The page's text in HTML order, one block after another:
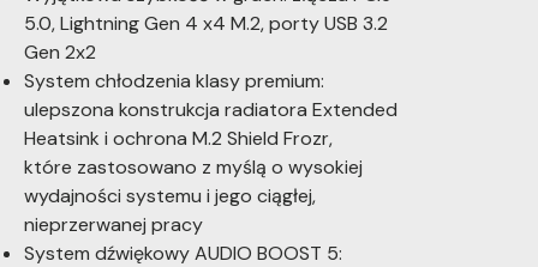
5.0, Lightning Gen 4 x4 M.2, porty USB 3.2
Gen 2x2
System chłodzenia klasy premium:
ulepszona konstrukcja radiatora Extended
Heatsink i ochrona M.2 Shield Frozr,
które zastosowano z myślą o wysokiej
wydajności systemu i jego ciągłej,
nieprzerwanej pracy
System dźwiękowy AUDIO BOOST 5: